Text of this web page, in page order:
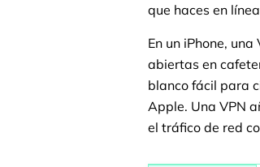
que haces en
En un iPhone,
abiertas en
blanco fácil para
Apple. Una VPN
el tráfico de red